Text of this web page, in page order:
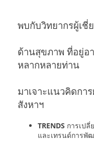
พบกับวิทยากรผู้เ
ด้านสุขภาพ ที่อยู่อ
หลากหลายท่าน
มาเจาะแนวคิดกา
สังหาฯ
TRENDS การเป
และเทรนด์การพั